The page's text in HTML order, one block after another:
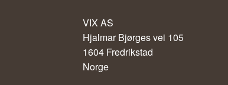
VIX AS
Hjalmar Bjørges vei 105
1604 Fredrikstad
Norge